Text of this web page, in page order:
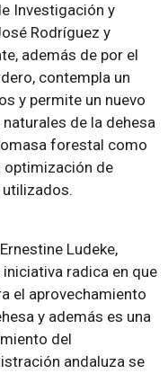
Investigación y
Rodríguez y
además de por el
contempla un
y permite un nuevo
de la dehesa
forestal como
optimización de
utilizados.
Ludeke,
radica en que
el aprovechamiento
y además es una
del
andaluza se